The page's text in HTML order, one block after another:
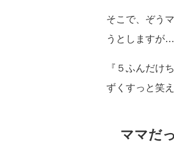
そこで、ぞう
うとしますが
『５ふんだけ
ずくすっと笑
ママだ